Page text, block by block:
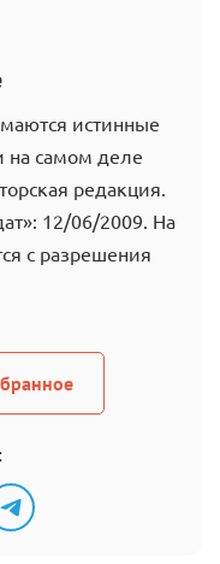
истинные
на самом деле
редакция.
12/06/2009. На
с разрешения